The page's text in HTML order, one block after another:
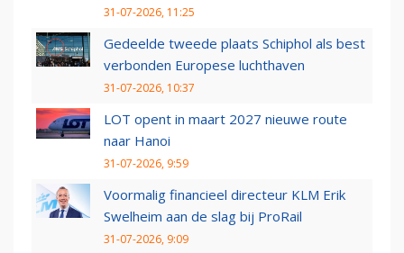
31-07-2026, 11:25
Gedeelde tweede plaats Schiphol als best
verbonden Europese luchthaven
31-07-2026, 10:37
LOT opent in maart 2027 nieuwe route
naar Hanoi
31-07-2026, 9:59
Voormalig financieel directeur KLM Erik
Swelheim aan de slag bij ProRail
31-07-2026, 9:09